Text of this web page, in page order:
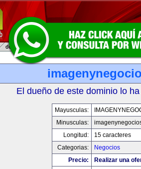
El dueño de este dominio lo
Mayusculas:
Minusculas:
Longitud:
15 caracteres
Categorias:
Negocios
Precio:
Realizar una